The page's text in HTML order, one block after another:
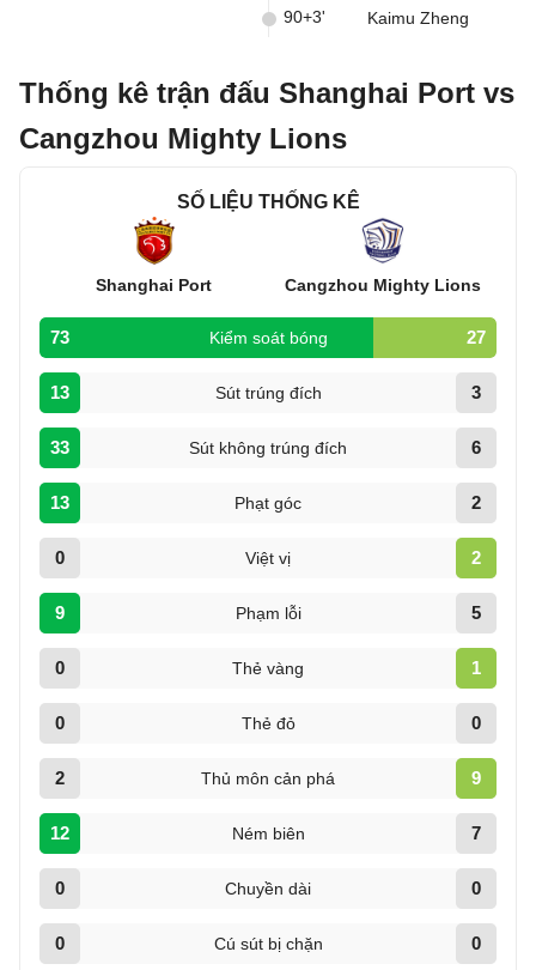
Kaimu Zheng
90+3'
Thống kê trận đấu Shanghai Port vs
Cangzhou Mighty Lions
SỐ LIỆU THỐNG KÊ
Shanghai Port Cangzhou Mighty Lions
73 Kiểm soát bóng 27
13 Sút trúng đích 3
33 Sút không trúng đích 6
13 Phạt góc 2
0 Việt vị 2
9 Phạm lỗi 5
0 Thẻ vàng 1
0 Thẻ đỏ 0
2 Thủ môn cản phá 9
12 Ném biên 7
0 Chuyền dài 0
0 Cú sút bị chặn 0